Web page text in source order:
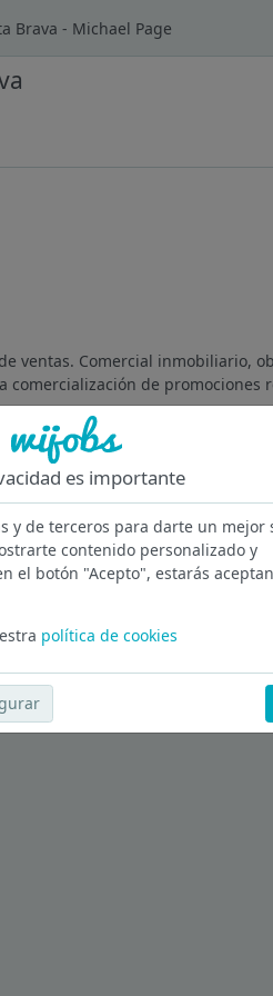
Brava - Michael Page
ventas. Comercial inmobiliario,
comercialización de promociones
es importante
y de terceros para darte un mejor
contenido personalizado y
el botón "Acepto", estarás
política de cookies